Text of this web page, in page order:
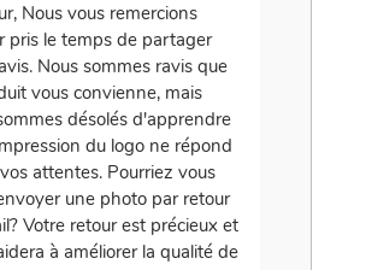
Nous vous remercions
pris le temps de partager
Nous sommes ravis que
vous convienne, mais
désolés d'apprendre
du logo ne répond
attentes. Pourriez vous
une photo par retour
Votre retour est précieux et
à améliorer la qualité de